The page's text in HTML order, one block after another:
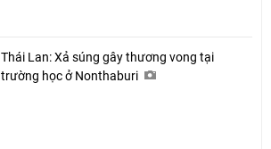
Thái Lan: Xả súng gây thương vong tại
trường học ở Nonthaburi